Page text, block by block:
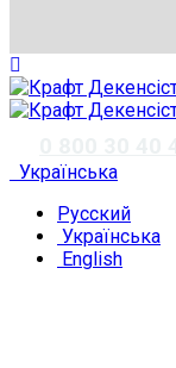
Українська
Русский
Українська
English